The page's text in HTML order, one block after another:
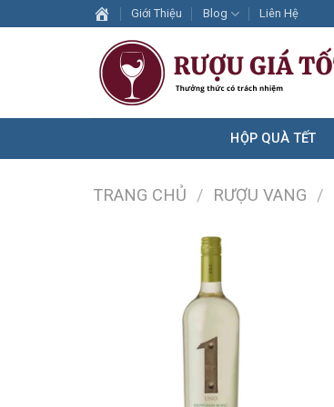
to
Giới Thiệu Blog Liên Hệ
HỘP QUÀ TẾT
TRANG CHỦ / RƯỢU VANG /